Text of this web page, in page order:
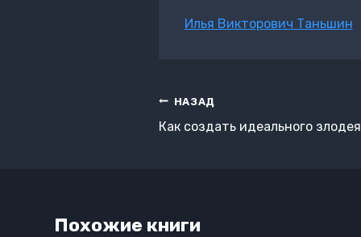
Метки
Илья Викторович Таньшин
Навигация
по
НАЗАД
Как создать идеального злодея
Похожие книги